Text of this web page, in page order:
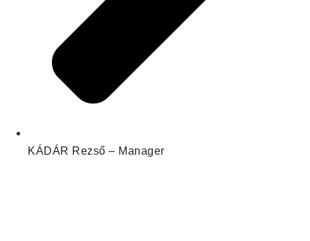
KÁDÁR Rezső – Manager